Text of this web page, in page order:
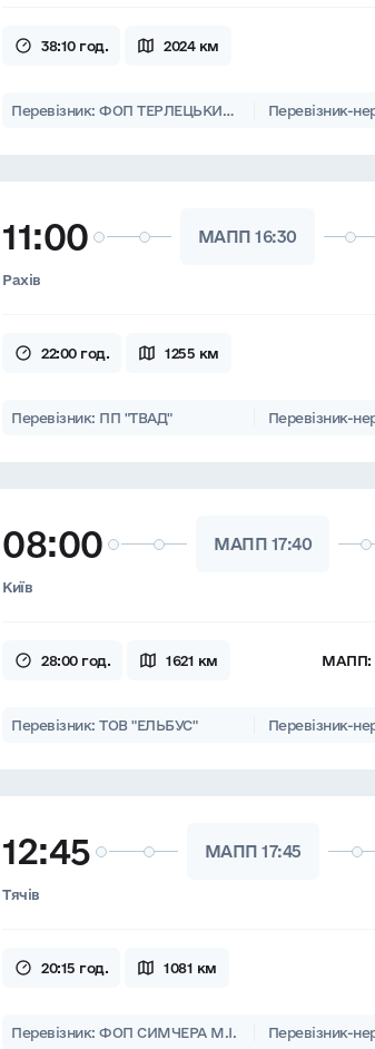
38:10 год. 2024 км
Перевізник: ФОП ТЕРЛЕЦЬКИЙ П.М.
11:00 МАПП 16:30
Рахів
22:00 год. 1255 км
Перевізник: ПП "ТВАД"
08:00 МАПП 17:40
Київ
28:00 год. 1621 км МАПП:
Перевізник: ТОВ "ЕЛЬБУС"
12:45 МАПП 17:45
Тячів
20:15 год. 1081 км
Перевізник: ФОП СИМЧЕРА М.І.